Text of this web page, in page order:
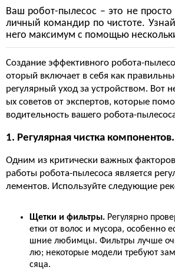
Ваш робот-пылесос – это не просто
личный командир по чистоте.
него максимум с помощью
Создание эффективного робота-
оторый включает в себя как
регулярный уход за устройством. Вот
ых советов от экспертов, которые
водительность вашего робота-
1. Регулярная чистка компонентов.
Одним из критически важных
работы робота-пылесоса является
лементов. Используйте следующие
Щетки и фильтры. Регулярно
етки от волос и мусора, особенно
шние любимцы. Фильтры лучше
лю; некоторые модели требуют
сяца.